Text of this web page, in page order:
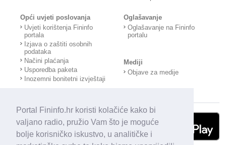
Portal Fininfo.hr koristi kolačiće kako bi
valjano radio, pružio Vam što je moguće
bolje korisničko iskustvo, u analitičke i
Opći uvjeti poslovanja
Uvjeti korištenja Fininfo
portala
Izjava o zaštiti osobnih
podataka
Načini plaćanja
Usporedba paketa
Inozemni bonitetni izvještaji
Oglašavanje
Oglašavanje na Fininfo
portalu
Mediji
Objave za medije